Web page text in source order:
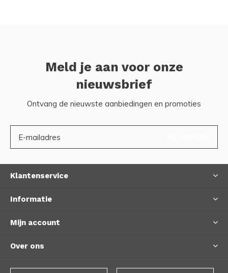
Meld je aan voor onze
nieuwsbrief
Ontvang de nieuwste aanbiedingen en promoties
Klantenservice
Informatie
Mijn account
Over ons